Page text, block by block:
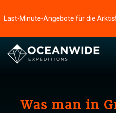
Was man in